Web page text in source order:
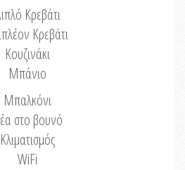
Κρεβάτι
Κρεβάτι
Κουζινάκι
Μπάνιο
Μπαλκόνι
στο βουνό
Κλιματισμός
WiFi